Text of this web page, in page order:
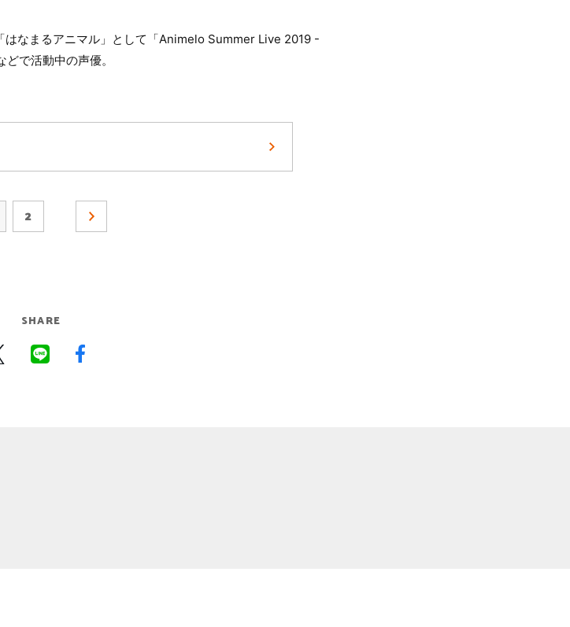
はなまるアニマル」として「Animelo Summer Live 2019 -
で活動中の声優。
2
SHARE